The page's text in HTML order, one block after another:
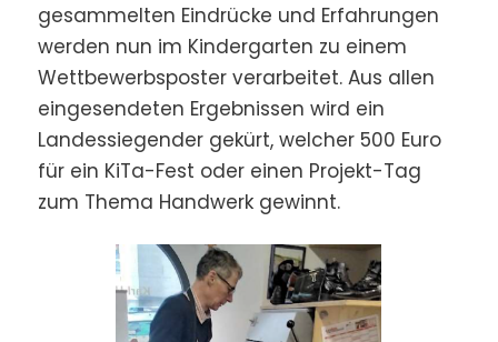
gesammelten Eindrücke und Erfahrungen
werden nun im Kindergarten zu einem
Wettbewerbsposter verarbeitet. Aus allen
eingesendeten Ergebnissen wird ein
Landessiegender gekürt, welcher 500 Euro
für ein KiTa-Fest oder einen Projekt-Tag
zum Thema Handwerk gewinnt.